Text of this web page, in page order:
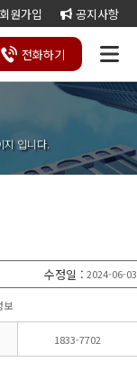
회원가입 공지사항
전화하기
는
길
정보통신
공사업
석면해제
에너지절
약전문기
업
전문관리
차
담
하
기
공
능
력
가
·
합
잔고
증명
법시
행규
칙
서식
지 입니다.
수정일 : 2024-06-03
보
1833-7702